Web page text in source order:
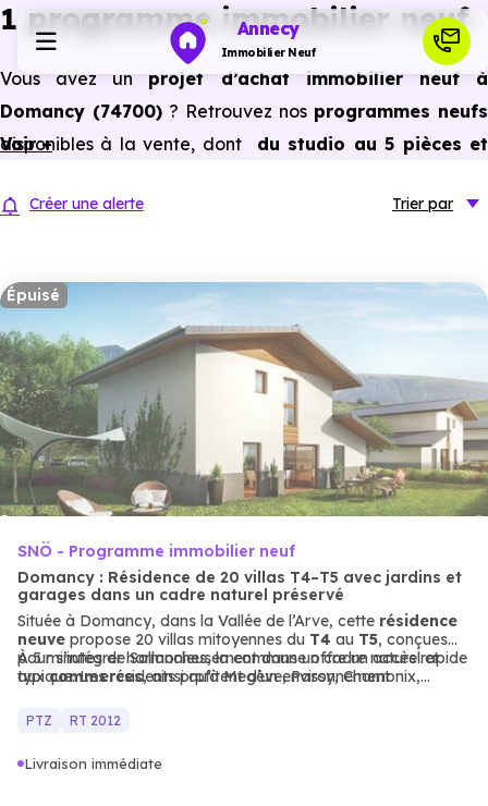
Annecy
Immobilier Neuf
Programmes neufs
Habiter
Actualités
Ressources
Financer
1 programme immobilier neuf
Vous avez unprojet d’achat immobilier neuf à
Domancy (74700) ? Retrouvez nos programmes neufs
disponibles à la vente, dont
du studio au 5 pièces et
avantages du neuf :
PTZ, TVA réduite
dans certains cas,
frais de notaire réduits, bonnes performances
énergétiques, garanties constructeur, etc.
Voir +
Créer une alerte Trier par
Épuisé
SNÖ - Programme immobilier neuf
Domancy : Résidence de 20 villas T4–T5 avec jardins et
garages dans un cadre naturel préservé
Située à Domancy, dans la Vallée de l’Arve, cette résidence
neuve propose 20 villas mitoyennes du T4 au T5, conçues
pour s’intégrer harmonieusement dans un cadre naturel et
typique. Les résidents profitent d’un environnement
Blanc, pour un quotidien ressourçant.
À 5 minutes de Sallanches, la commune offre un accès rapide
auxcommerces, ainsi qu’à Megève, Passy, Chamonix,
allient tradition et modernité, avec des jardins privatifs, un
garage et une place de stationnement. Un emplacement
un habitat neuf moderne et bien desservi.
PTZ RT 2012
Livraison immédiate